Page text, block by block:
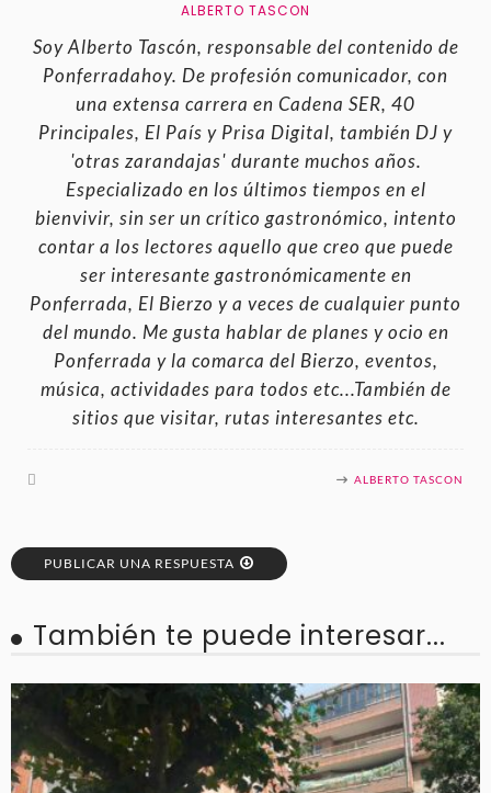
ALBERTO TASCON
Soy Alberto Tascón, responsable del contenido de
Ponferradahoy. De profesión comunicador, con
una extensa carrera en Cadena SER, 40
Principales, El País y Prisa Digital, también DJ y
'otras zarandajas' durante muchos años.
Especializado en los últimos tiempos en el
bienvivir, sin ser un crítico gastronómico, intento
contar a los lectores aquello que creo que puede
ser interesante gastronómicamente en
Ponferrada, El Bierzo y a veces de cualquier punto
del mundo. Me gusta hablar de planes y ocio en
Ponferrada y la comarca del Bierzo, eventos,
música, actividades para todos etc...También de
sitios que visitar, rutas interesantes etc.
ALBERTO TASCON
PUBLICAR UNA RESPUESTA
También te puede interesar...